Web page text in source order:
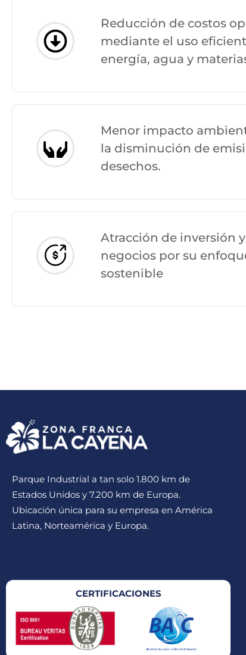
Reducción de costos
mediante el uso
energía, agua y
Menor impacto
la disminución de
desechos.
Atracción de inversión
negocios por su
sostenible
Parque Industrial a tan solo 1.800 km de
Estados Unidos y 7.200 km de Europa.
Ubicación única para su empresa en América
Latina, Norteamérica y Europa.
CERTIFICACIONES